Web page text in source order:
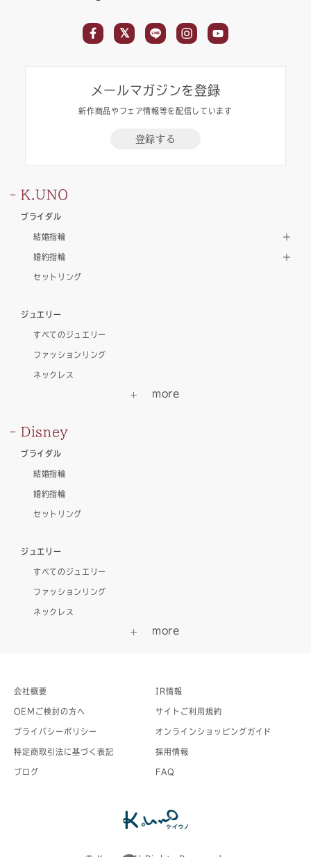
メールマガジンを登録
新作商品やフェア情報等を配信しています
登録する
K.UNO
ブライダル
結婚指輪
婚約指輪
セットリング
ジュエリー
すべてのジュエリー
ファッションリング
ネックレス
Disney
ブライダル
結婚指輪
婚約指輪
セットリング
ジュエリー
すべてのジュエリー
ファッションリング
ネックレス
会社概要 IR情報
OEMご検討の方へ サイトご利用規約
プライバシーポリシー オンラインショッピングガイド
特定商取引法に基づく表記 採用情報
ブログ FAQ